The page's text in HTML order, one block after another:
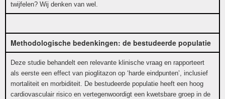
twijfelen? Wij denken van wel.
Methodologische bedenkingen: de bestudeerde populatie
Deze studie behandelt een relevante klinische vraag en rapporteert
als eerste een effect van pioglitazon op ‘harde eindpunten’, inclusief
mortaliteit en morbiditeit. De bestudeerde populatie heeft een hoog
cardiovasculair risico en vertegenwoordigt een kwetsbare groep in de